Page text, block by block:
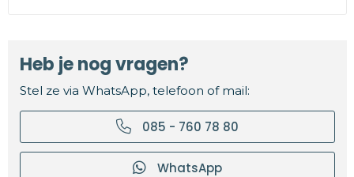
Heb je nog vragen?
Stel ze via WhatsApp, telefoon of mail:
085 - 760 78 80
WhatsApp